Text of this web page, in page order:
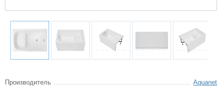
Производитель
Aquanet